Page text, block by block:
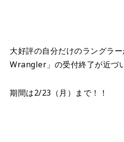
大好評の自分だけのラングラ
Wrangler」の受付終了が近づ
期間は2/23（月）まで！！